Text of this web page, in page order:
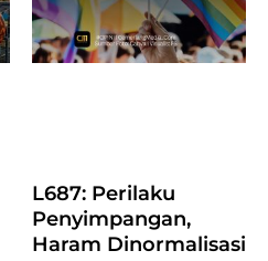
L687: Perilaku
Penyimpangan,
Haram Dinormalisasi